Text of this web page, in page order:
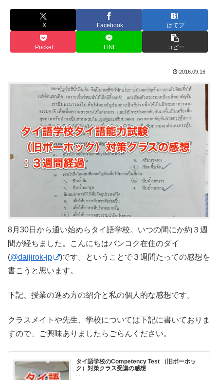
X Facebook はてブ
Pocket LINE コピー
2016.09.16
8月30日から通い始めらタイ語学校。いつの間にか約３週
間が経ちました。こんにちはバンコク在住のダイ
(@daijirok-jp
)です。ということで３週間たっての感想を
書こうと思います。
下記、授業の進め方の紹介と私の個人的な感想です。
クラスメイトや先生、学校については下記に書いておりま
すので、ご興味ありましたらごらんください。
タイ語学校のCompetency Test （旧ポーホッ
ク）対策クラス受講の感想